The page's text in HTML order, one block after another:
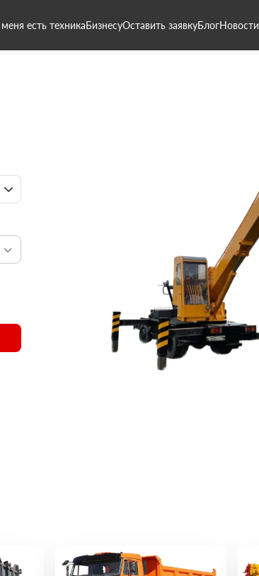
есть техникаБизнесуОставить заявкуБлогНовости